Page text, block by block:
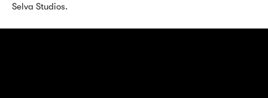
Selva Studios.